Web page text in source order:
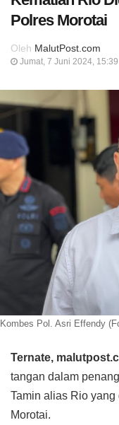
Polres Morotai
Oleh MalutPost.com
Jumat, 7 Juni 2024, 15:39
Kombes Pol. Asri Effendy
Ternate,
tangan dalam
Tamin alias Rio
Morotai.